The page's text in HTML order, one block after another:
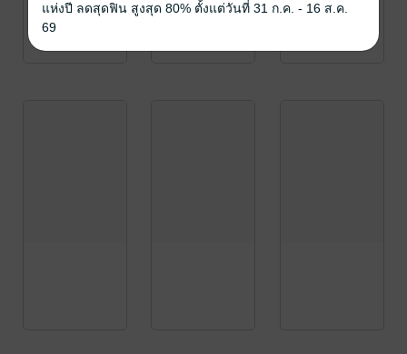
แห่งปี ลดสุดฟิน สูงสุด 80% ตั้งแต่วันที่ 31 ก.ค. - 16 ส.ค.
69